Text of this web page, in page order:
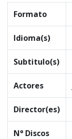
Formato
Idioma(s)
Subtitulo(s)
Actores
Director(es)
N° Discos